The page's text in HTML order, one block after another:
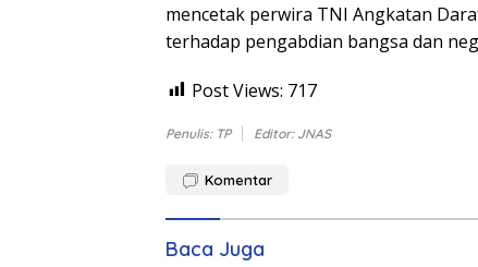
mencetak perwira TNI Angkatan
terhadap pengabdian bangsa dan
Post Views: 717
Penulis: TP Editor: JNAS
Komentar
Baca Juga